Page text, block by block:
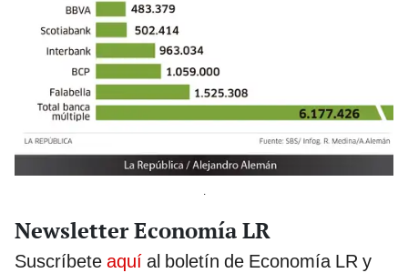
Newsletter Economía LR
Suscríbete aquí al boletín de Economía LR y